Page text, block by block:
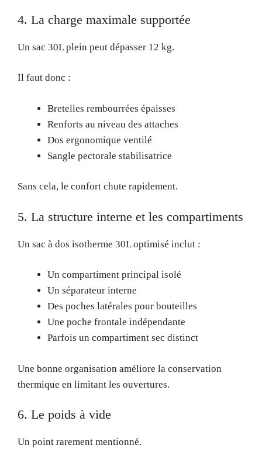
4. La charge maximale supportée
Un sac 30L plein peut dépasser 12 kg.
Il faut donc :
Bretelles rembourrées épaisses
Renforts au niveau des attaches
Dos ergonomique ventilé
Sangle pectorale stabilisatrice
Sans cela, le confort chute rapidement.
5. La structure interne et les compartiments
Un sac à dos isotherme 30L optimisé inclut :
Un compartiment principal isolé
Un séparateur interne
Des poches latérales pour bouteilles
Une poche frontale indépendante
Parfois un compartiment sec distinct
Une bonne organisation améliore la conservation
thermique en limitant les ouvertures.
6. Le poids à vide
Un point rarement mentionné.